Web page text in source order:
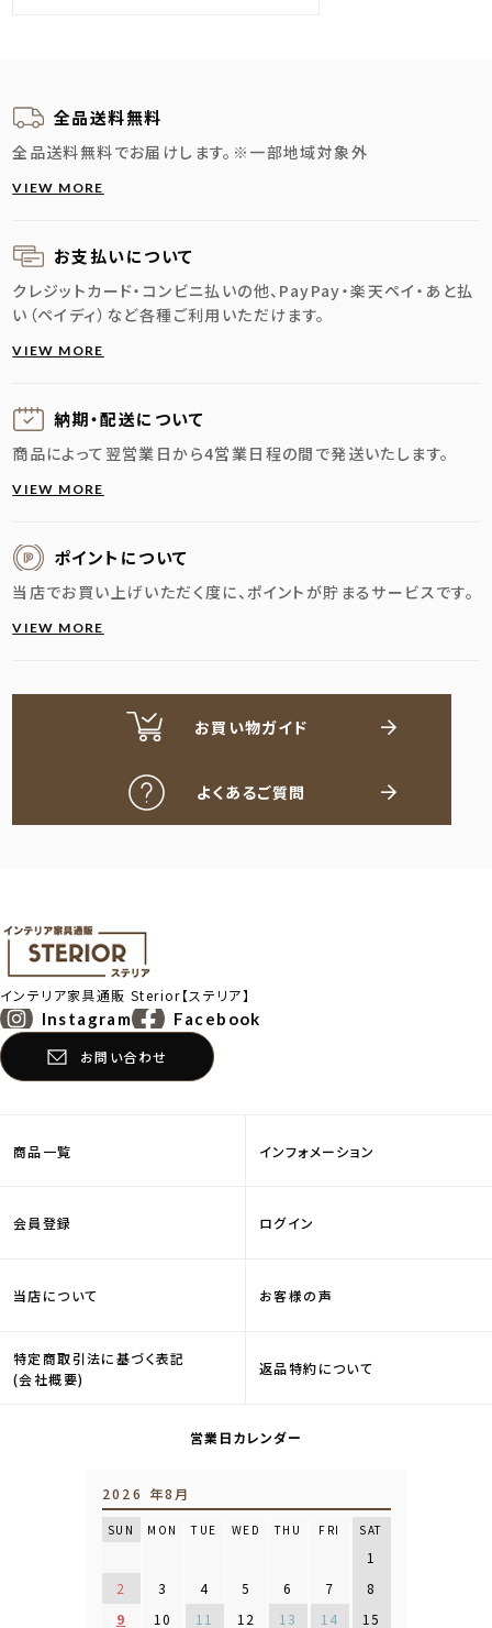
全品送料無料
全品送料無料でお届けします。 ※一部地域対象外
VIEW MORE
お支払いについて
クレジットカード・コンビニ払いの他、PayPay・楽天ペイ・あと払
い（ペイディ）など各種ご利用いただけます。
VIEW MORE
納期・配送に ついて
商品によって翌営業日から4営業日程の間で発送いたします。
VIEW MORE
ポイントについて
当店でお買い上げいただく度に、ポイントが貯まるサービスです。
VIEW MORE
お買い物ガイド
よくあるご質問
インテリア家具通販Sterior【ステリア】
Instagram Facebook
お問い合わせ
商品一覧 インフォメーション
会員登録 ログイン
当店について お客様の声
特定商取引法に基づく表記
(会社概要)
返品特約について
営業日カレンダー
2026 年8月
SUN MON TUE WED THU FRI SAT
1
2
3 4 5 6 7
8
9
10 11 12 13 14 15